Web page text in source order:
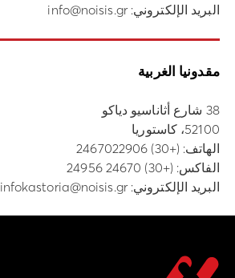
البريد الإلكتروني:info@noisis.gr
مقدونيا الغربية
38 شارع أثاناسيو دياكو
52100، كاستوريا
الهاتف: (+30) 2467022906
الفاكس: (+30) 24670 24956
البريد الإلكتروني:infokastoria@noisis.gr